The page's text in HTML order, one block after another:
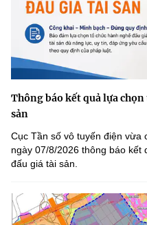
Thông báo kết quả lựa
sản
Cục Tần số vô tuyến điện vừa
ngày 07/8/2026 thông báo
đấu giá tài sản.